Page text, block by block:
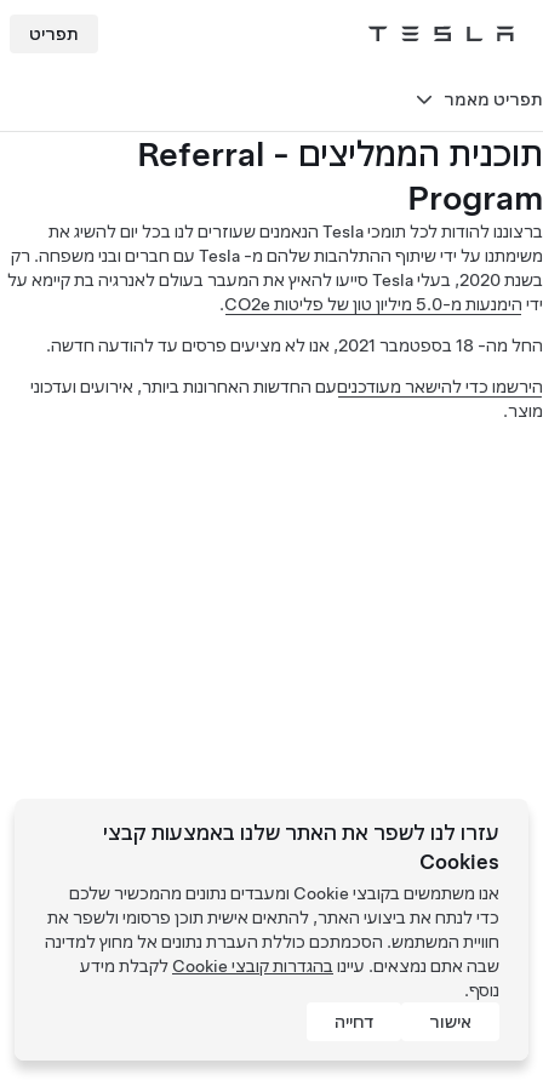
Tesla תפריט
תוכנית הממליצים - Referral
Program
ברצוננו להודות לכל תומכי Tesla הנאמנים שעוזרים לנו בכל יום להשיג את
משימתנו על ידי שיתוף ההתלהבות שלהם מ- Tesla עם חברים ובני משפחה. רק
בשנת 2020, בעלי Tesla סייעו להאיץ את המעבר בעולם לאנרגיה בת קיימא על
ידי הימנעות מ-5.0 מיליון טון של פליטות CO2e .
החל מה- 18 בספטמבר 2021, אנו לא מציעים פרסים עד להודעה חדשה.
הירשמו כדי להישאר מעודכניםעם החדשות האחרונות ביותר, אירועים ועדכוני
מוצר.
תפריט מאמר
עזרו לנו לשפר את האתר שלנו באמצעות קבצי
Cookies
אנו משתמשים בקובצי Cookie ומעבדים נתונים מהמכשיר שלכם
כדי לנתח את ביצועי האתר, להתאים אישית תוכן פרסומי ולשפר את
חוויית המשתמש. הסכמתכם כוללת העברת נתונים אל מחוץ למדינה
שבה אתם נמצאים. עיינו בהגדרות קובצי Cookie
לקבלת מידע
נוסף.
אישור
דחייה